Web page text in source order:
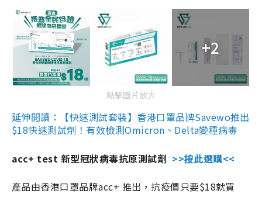
+2
點擊圖片放大
延伸閱讀：【快速測試套裝】香港口罩品牌Savewo推出
$18快速測試劑！有效檢測Omicron、Delta變種病毒
acc+ test 新型冠狀病毒抗原測試劑 >>按此選購<<
產品由香港口罩品牌acc+ 推出，抗疫價只要$18就買